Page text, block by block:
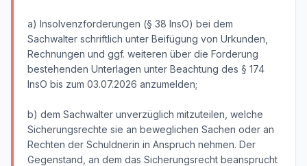
a) Insolvenzforderungen (§ 38 InsO) bei dem
Sachwalter schriftlich unter Beifügung von Urkunden,
Rechnungen und ggf. weiteren über die Forderung
bestehenden Unterlagen unter Beachtung des § 174
InsO bis zum 03.07.2026 anzumelden;
b) dem Sachwalter unverzüglich mitzuteilen, welche
Sicherungsrechte sie an beweglichen Sachen oder an
Rechten der Schuldnerin in Anspruch nehmen. Der
Gegenstand, an dem das Sicherungsrecht beansprucht